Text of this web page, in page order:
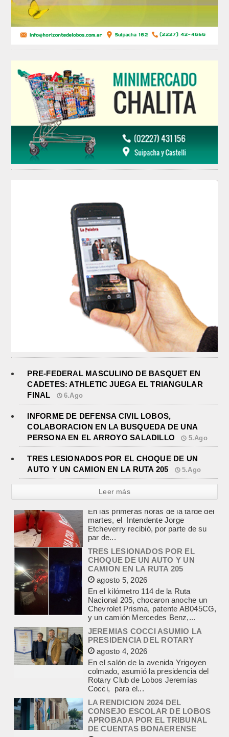
PRE-FEDERAL MASCULINO DE BASQUET EN
CADETES: ATHLETIC JUEGA EL TRIANGULAR
FINAL
6.Ago
INFORME DE DEFENSA CIVIL LOBOS,
COLABORACION EN LA BUSQUEDA DE UNA
PERSONA EN EL ARROYO SALADILLO
5.Ago
TRES LESIONADOS POR EL CHOQUE DE UN
AUTO Y UN CAMION EN LA RUTA 205
5.Ago
Leer más
TRES LESIONADOS POR EL
CHOQUE DE UN AUTO Y UN
CAMION EN LA RUTA 205
En el kilómetro 114 de la Ruta
Nacional 205, chocaron anoche un
Chevrolet Prisma, patente AB045CG,
y un camión Mercedes Benz,...
JEREMIAS COCCI ASUMIO LA
PRESIDENCIA DEL ROTARY
agosto 4, 2026
En el salón de la avenida Yrigoyen
colmado, asumió la presidencia del
Rotary Club de Lobos Jeremías
Cocci, para el...
LA RENDICION 2024 DEL
CONSEJO ESCOLAR DE LOBOS
APROBADA POR EL TRIBUNAL
DE CUENTAS BONAERENSE
agosto 3, 2026
El Tribunal de Cuentas de la Provincia
de Buenos Aires aprobó formalmente
la rendición de cuentas